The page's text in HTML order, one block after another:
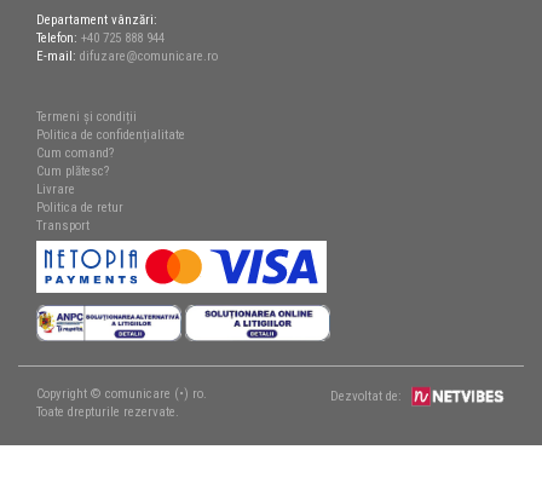
Departament vânzări:
Telefon: +40 725 888 944
E-mail: difuzare@comunicare.ro
Termeni și condiții
Politica de confidențialitate
Cum comand?
Cum plătesc?
Livrare
Politica de retur
Transport
Copyright © comunicare (•) ro.
Toate drepturile rezervate.
Dezvoltat de: